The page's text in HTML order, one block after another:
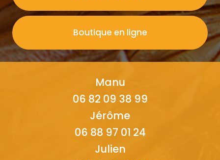
Boutique en ligne
Manu
06 82 09 38 99
Jérôme
06 88 97 01 24
Julien